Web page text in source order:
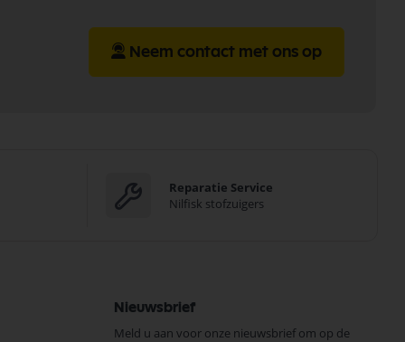
Neem contact met ons op
Reparatie Service
Nilfisk stofzuigers
Nieuwsbrief
Meld u aan voor onze nieuwsbrief om op de